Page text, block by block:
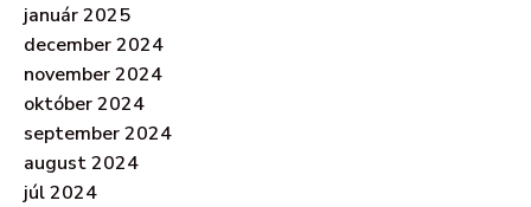
január 2025
december 2024
november 2024
október 2024
september 2024
august 2024
júl 2024